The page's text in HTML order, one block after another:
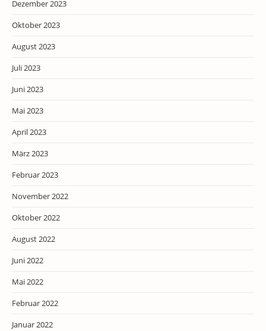
Dezember 2023
Oktober 2023
August 2023
Juli 2023
Juni 2023
Mai 2023
April 2023
März 2023
Februar 2023
November 2022
Oktober 2022
August 2022
Juni 2022
Mai 2022
Februar 2022
Januar 2022